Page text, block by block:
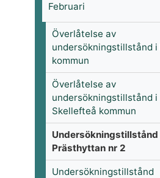
Februari
Överlåtelse av
undersökningstillstånd i
kommun
Överlåtelse av
undersökningstillstånd i
Skellefteå kommun
Undersökningstillstånd
Prästhyttan nr 2
Undersökningstillstånd